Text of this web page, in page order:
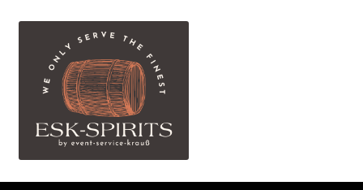
Navigation
springen
springen
ESK-SPIRITS ihr Partner für exquisite Spirituosen